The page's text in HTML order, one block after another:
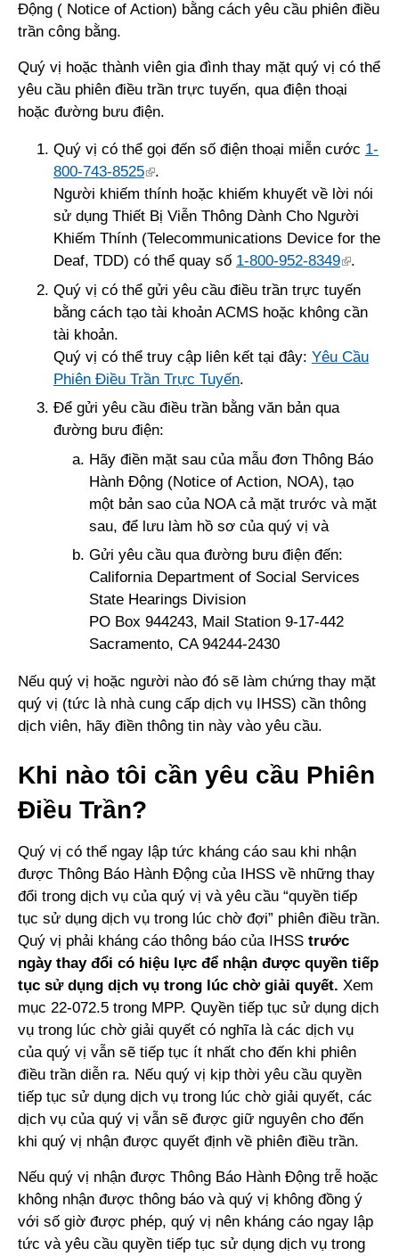
Động ( Notice of Action) bằng cách yêu cầu phiên điều
trần công bằng.
Quý vị hoặc thành viên gia đình thay mặt quý vị có thể
yêu cầu phiên điều trần trực tuyến, qua điện thoại
hoặc đường bưu điện.
Quý vị có thể gọi đến số điện thoại miễn cước 1-
800-743-8525
.
Người khiếm thính hoặc khiếm khuyết về lời nói
sử dụng Thiết Bị Viễn Thông Dành Cho Người
Khiếm Thính (Telecommunications Device for the
Deaf, TDD) có thể quay số 1-800-952-8349
.
Quý vị có thể gửi yêu cầu điều trần trực tuyến
bằng cách tạo tài khoản ACMS hoặc không cần
tài khoản.
Quý vị có thể truy cập liên kết tại đây: Yêu Cầu
Phiên Điều Trần Trực Tuyến.
Để gửi yêu cầu điều trần bằng văn bản qua
đường bưu điện:
Hãy điền mặt sau của mẫu đơn Thông Báo
Hành Động (Notice of Action, NOA), tạo
một bản sao của NOA cả mặt trước và mặt
sau, để lưu làm hồ sơ của quý vị và
Gửi yêu cầu qua đường bưu điện đến:
California Department of Social Services
State Hearings Division
PO Box 944243, Mail Station 9-17-442
Sacramento, CA 94244-2430
Nếu quý vị hoặc người nào đó sẽ làm chứng thay mặt
quý vị (tức là nhà cung cấp dịch vụ IHSS) cần thông
dịch viên, hãy điền thông tin này vào yêu cầu.
Khi nào tôi cần yêu cầu Phiên
Điều Trần?
Quý vị có thể ngay lập tức kháng cáo sau khi nhận
được Thông Báo Hành Động của IHSS về những thay
đổi trong dịch vụ của quý vị và yêu cầu “quyền tiếp
tục sử dụng dịch vụ trong lúc chờ đợi” phiên điều trần.
Quý vị phải kháng cáo thông báo của IHSS trước
ngày thay đổi có hiệu lực để nhận được quyền tiếp
tục sử dụng dịch vụ trong lúc chờ giải quyết. Xem
mục 22-072.5 trong MPP. Quyền tiếp tục sử dụng dịch
vụ trong lúc chờ giải quyết có nghĩa là các dịch vụ
của quý vị vẫn sẽ tiếp tục ít nhất cho đến khi phiên
điều trần diễn ra. Nếu quý vị kịp thời yêu cầu quyền
tiếp tục sử dụng dịch vụ trong lúc chờ giải quyết, các
dịch vụ của quý vị vẫn sẽ được giữ nguyên cho đến
khi quý vị nhận được quyết định về phiên điều trần.
Nếu quý vị nhận được Thông Báo Hành Động trễ hoặc
không nhận được thông báo và quý vị không đồng ý
với số giờ được phép, quý vị nên kháng cáo ngay lập
tức và yêu cầu quyền tiếp tục sử dụng dịch vụ trong